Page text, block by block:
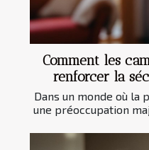
Comment les
renforcer la
Dans un monde où
une préoccupation